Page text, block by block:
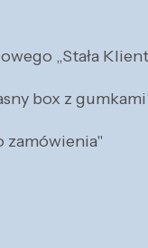
„Stała
box z
zamówienia"